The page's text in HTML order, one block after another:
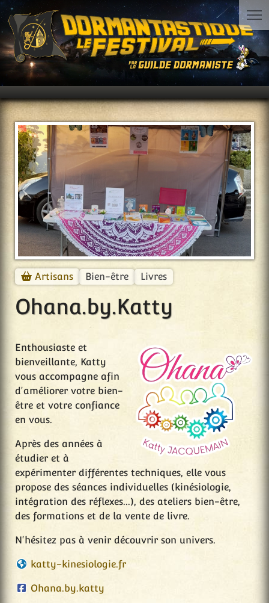
Précédent
Artisans Bien-être Livres
Ohana.by.Katty
Enthousiaste et
bienveillante, Katty
vous accompagne afin
d'améliorer votre bien-
être et votre confiance
en vous.
Après des années à
étudier et à
expérimenter différentes techniques, elle vous
propose des séances individuelles (kinésiologie,
intégration des réflexes...), des ateliers bien-être,
des formations et de la vente de livre.
N'hésitez pas à venir découvrir son univers.
katty-kinesiologie.fr
Ohana.by.katty